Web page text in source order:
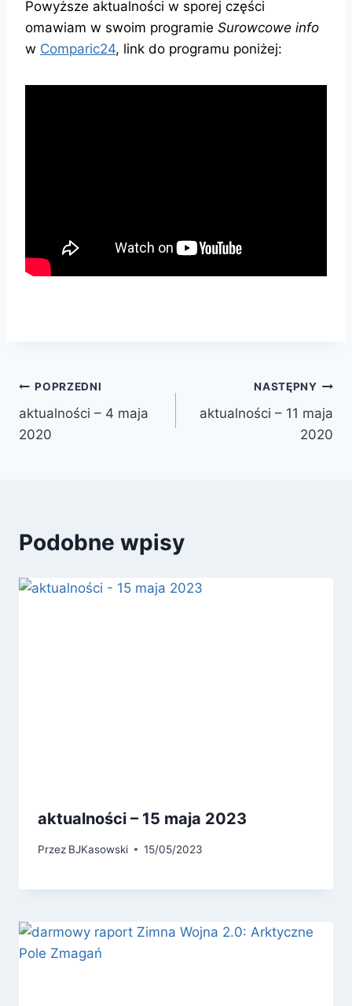
Powyższe aktualności w sporej części
omawiam w swoim programie Surowcowe info
w Comparic24, link do programu poniżej:
Nawigacja
wpisu
POPRZEDNI
aktualności – 4 maja
2020
NASTĘPNY
aktualności – 11 maja
2020
Podobne wpisy
aktualności – 15 maja 2023
Przez BJKasowski 15/05/2023